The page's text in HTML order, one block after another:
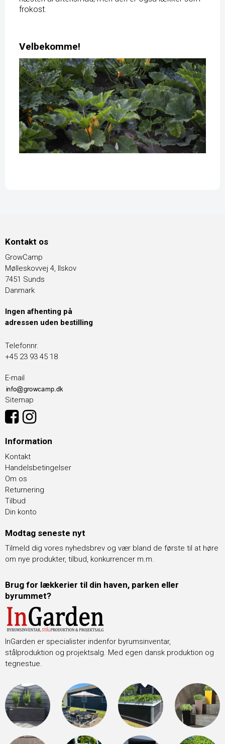
frokost.
Velbekomme!
Kontakt os
GrowCamp
Mølleskovvej 4, Ilskov
7451 Sunds
Danmark
Ingen afhenting på
adressen uden bestilling
Telefonnr.
+45 23 93 45 18
E-mail
Sitemap
Information
Kontakt
Handelsbetingelser
Om os
Returnering
Tilbud
Din konto
Modtag seneste nyt
Tilmeld dig vores nyhedsbrev og vær bland de første til at høre
om nye produkter, tilbud, konkurrencer m.m.
Brug for lækkerier til din haven, parken eller
byrummet?
InGarden er specialister indenfor byrumsinventar,
stålproduktion og projektsalg. Med egen dansk produktion og
tegnestue.